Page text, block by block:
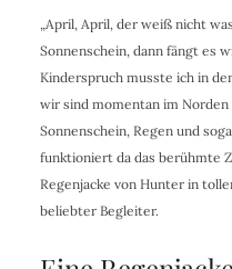
„April, April, der weiß nicht
Sonnenschein, dann fängt es
Kinderspruch musste ich in
wir sind momentan im
Sonnenschein, Regen und
funktioniert da das berühmte
Regenjacke von Hunter in
beliebter Begleiter.